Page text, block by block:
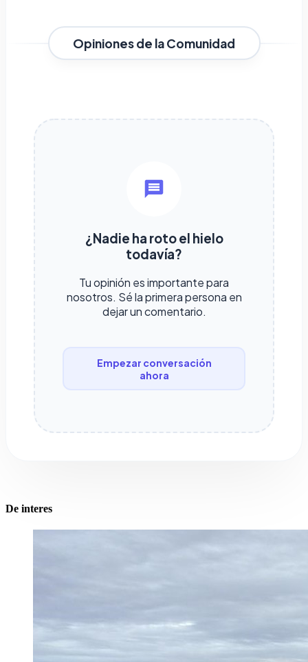
Opiniones de la Comunidad
¿Nadie ha roto el hielo
todavía?
Tu opinión es importante para
nosotros. Sé la primera persona en
dejar un comentario.
Empezar conversación
ahora
De interes